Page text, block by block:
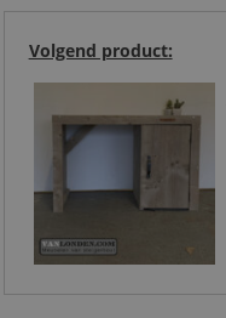
Volgend product: